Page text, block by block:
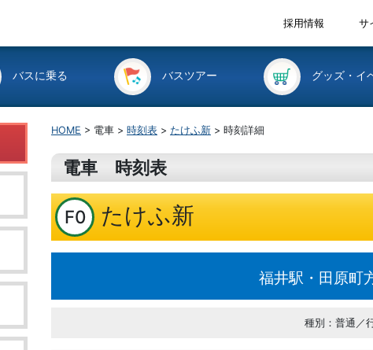
採用情報 サ
バスに乗る バスツアー グッズ・イ
HOME > 電車 > 時刻表 > たけふ新 > 時刻詳細
電車 時刻表
F0 たけふ新
福井駅・田原町
種別：普通／